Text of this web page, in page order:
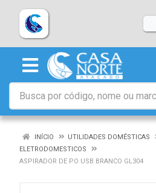
INÍCIO
UTILIDADES DOMÉSTICAS
ELETRODOMESTICOS
ASPIRADOR DE PO USB BRANCO GL304